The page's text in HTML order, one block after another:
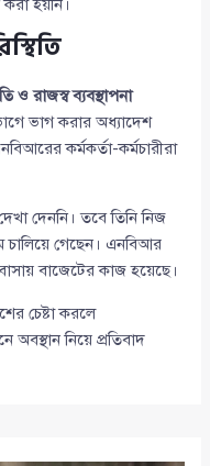
হয়নি।
ও রাজস্ব ব্যবস্থাপনা
ভাগ করার অধ্যাদেশ
কর্মকর্তা-কর্মচারীরা
দেননি। তবে তিনি নিজ
চালিয়ে গেছেন। এনবিআর
বাজেটের কাজ হয়েছে।
চেষ্টা করলে
অবস্থান নিয়ে প্রতিবাদ